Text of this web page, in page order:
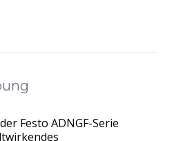
Festo ADNGF-Serie